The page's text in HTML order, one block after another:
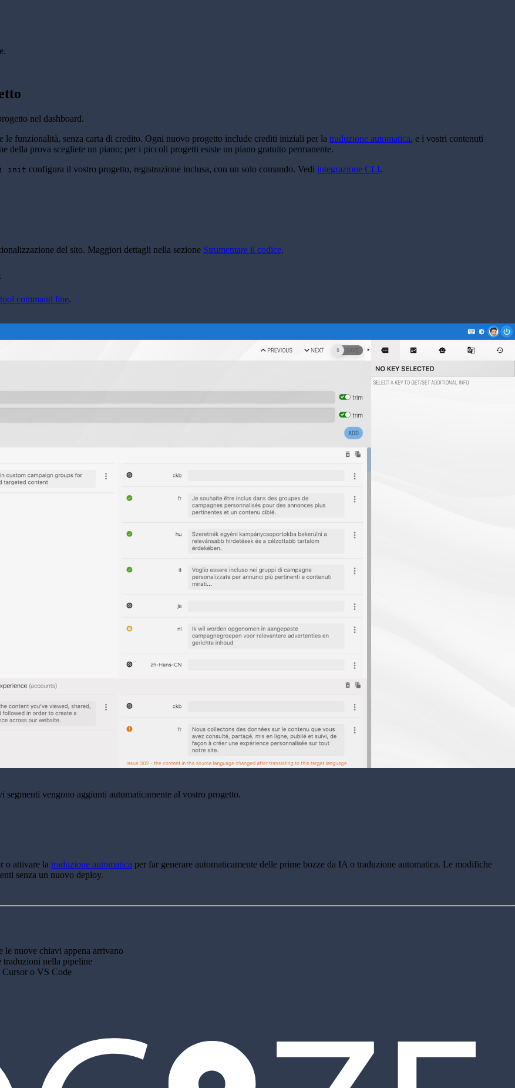
nel dashboard.
le funzionalità, senza carta di credito. Ogni nuovo progetto include crediti iniziali per la traduzione automatica, e i vostri contenuti
prova scegliete un piano; per i piccoli progetti esiste un piano gratuito permanente.
init configura il vostro progetto, registrazione inclusa, con un solo comando. Vedi integrazione CLI.
del sito. Maggiori dettagli nella sezione Strumentare il codice.
tool command line.
segmenti vengono aggiunti automaticamente al vostro progetto.
o attivare la traduzione automatica per far generare automaticamente delle prime bozze da IA o traduzione automatica. Le modifiche
senza un nuovo deploy.
le nuove chiavi appena arrivano
traduzioni nella pipeline
Cursor o VS Code